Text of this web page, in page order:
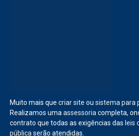
Muito mais que criar site ou sistema para
Realizamos umaassessoriacompleta,
contrato que todas as exigências das leis
públicaserão atendidas.